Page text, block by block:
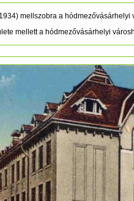
mellszobra a hódmezővásárhelyi
mellett a hódmezővásárhelyi